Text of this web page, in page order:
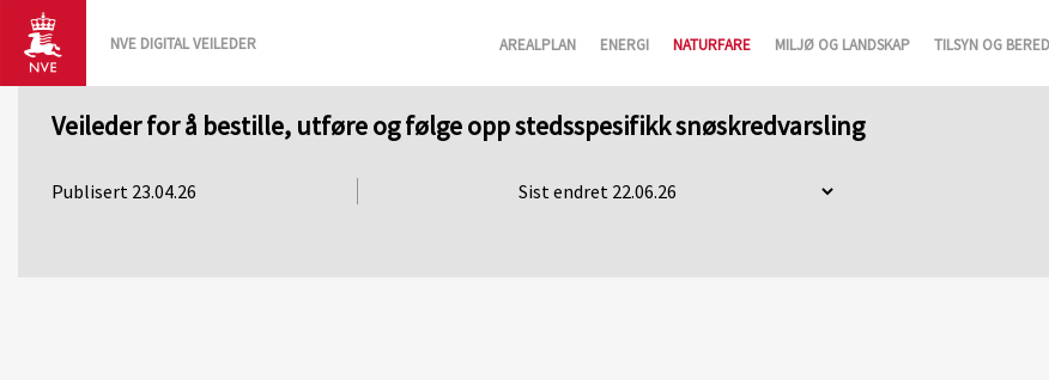
NVE DIGITAL VEILEDER AREALPLAN ENERGI NATURFARE MILJØ OG LANDSKAP TILSYN OG
Veileder for å bestille, utføre og følge opp stedsspesifikk snøskredvarsling
Publisert 23.04.26